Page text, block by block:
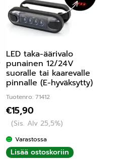
LED taka-äärivalo
punainen 12/24V
suoralle tai kaarevalle
pinnalle (E-hyväksytty)
Tuotenro: 71412
€15,90
(Sis. Alv 25,5%)
Varastossa
Lisää ostoskoriin